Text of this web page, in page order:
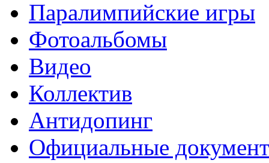
Паралимпийские игры
Фотоальбомы
Видео
Коллектив
Антидопинг
Официальные